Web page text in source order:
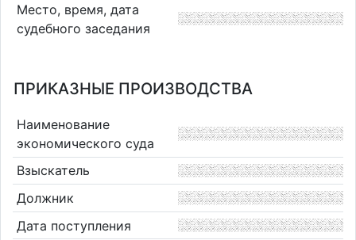
Место, время, дата
судебного заседания
ПРИКАЗНЫЕ ПРОИЗВОДСТВА
Наименование
экономического суда
Взыскатель
Должник
Дата поступления